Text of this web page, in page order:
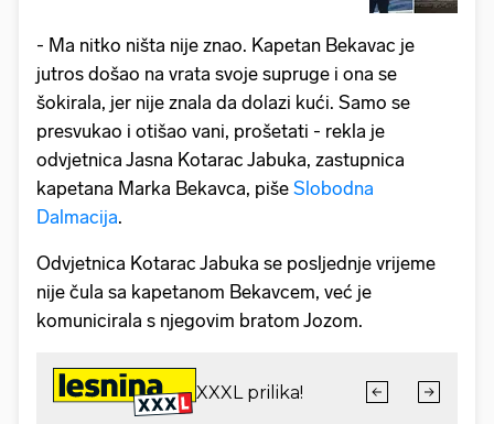
- Ma nitko ništa nije znao. Kapetan Bekavac je
jutros došao na vrata svoje supruge i ona se
šokirala, jer nije znala da dolazi kući. Samo se
presvukao i otišao vani, prošetati - rekla je
odvjetnica Jasna Kotarac Jabuka, zastupnica
kapetana Marka Bekavca, piše Slobodna
Dalmacija.
Odvjetnica Kotarac Jabuka se posljednje vrijeme
nije čula sa kapetanom Bekavcem, već je
komunicirala s njegovim bratom Jozom.